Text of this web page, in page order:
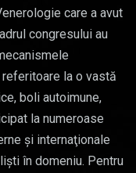
care a avut
congresului au
la o vastă
boli autoimune,
la numeroase
şi internaţionale
în domeniu. Pentru